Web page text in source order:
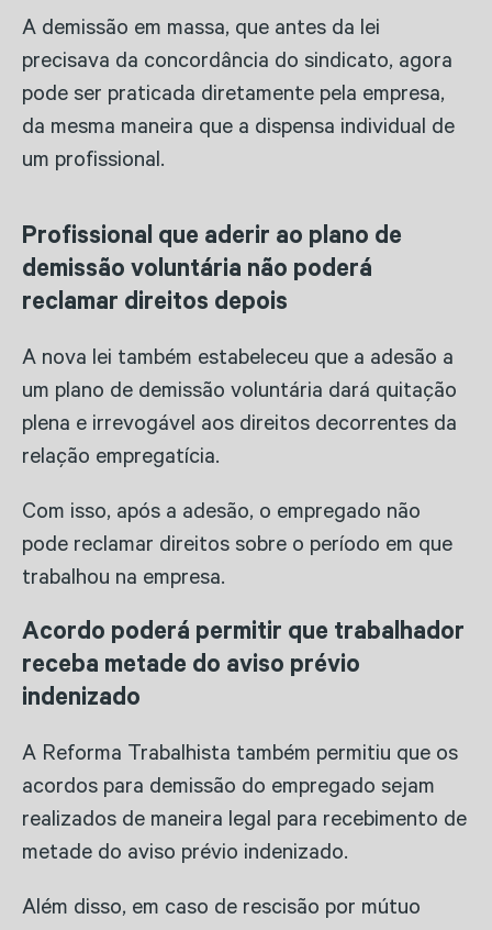
A demissão em massa, que antes da lei
precisava da concordância do sindicato, agora
pode ser praticada diretamente pela empresa,
da mesma maneira que a dispensa individual de
um profissional.
Profissional que aderir ao plano de
demissão voluntária não poderá
reclamar direitos depois
A nova lei também estabeleceu que a adesão a
um plano de demissão voluntária dará quitação
plena e irrevogável aos direitos decorrentes da
relação empregatícia.
Com isso, após a adesão, o empregado não
pode reclamar direitos sobre o período em que
trabalhou na empresa.
Acordo poderá permitir que trabalhador
receba metade do aviso prévio
indenizado
A Reforma Trabalhista também permitiu que os
acordos para demissão do empregado sejam
realizados de maneira legal para recebimento de
metade do aviso prévio indenizado.
Além disso, em caso de rescisão por mútuo